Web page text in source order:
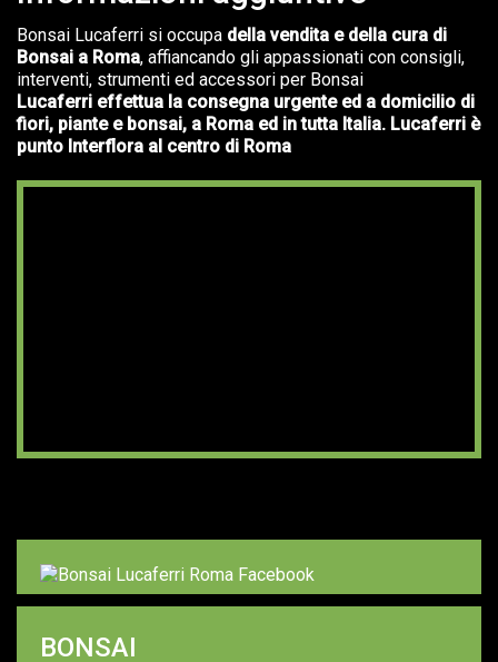
Bonsai Lucaferri si occupa della vendita e della cura di
Bonsai a Roma, affiancando gli appassionati con consigli,
interventi, strumenti ed accessori per Bonsai
Lucaferri effettua la consegna urgente ed a domicilio di
fiori, piante e bonsai, a Roma ed in tutta Italia. Lucaferri è
punto Interflora al centro di Roma
BONSAI